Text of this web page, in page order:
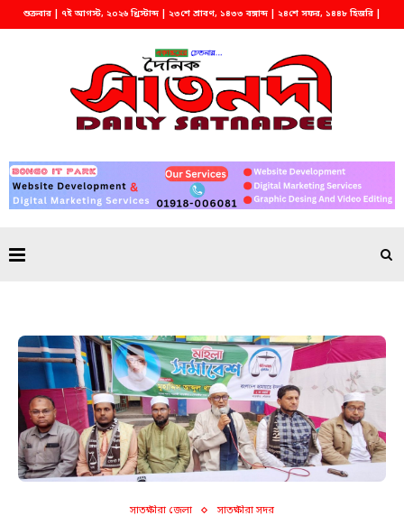
শুক্রবার | ৭ই আগস্ট, ২০২৬ খ্রিস্টাব্দ | ২৩শে শ্রাবণ, ১৪৩৩ বঙ্গাব্দ | ২৪শে সফর, ১৪৪৮ হিজরি |
সাতক্ষীরা জেলা সাতক্ষীরা সদর